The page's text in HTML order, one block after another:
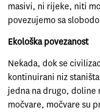
masivi, ni rijeke, niti
povezujemo sa
Ekološka povezanost
Nekada, dok se
kontinuirani niz
jedna na drugo, doline
močvare, močvare su